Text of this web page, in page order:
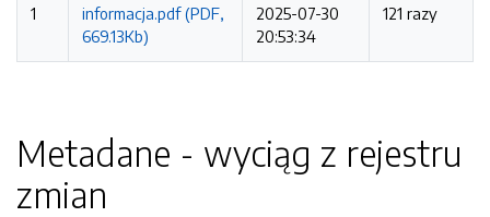
1
informacja.pdf (PDF,
669.13Kb)
2025-07-30
20:53:34
121 razy
Metadane - wyciąg z rejestru
zmian